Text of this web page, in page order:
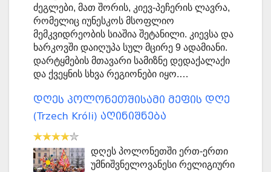
ძეგლები, მათ შორის, კიევ-პეჩერის ლავრა,
რომელიც იუნესკოს მსოფლიო
მემკვიდრეობის სიაშია შეტანილი. კიევსა და
ხარკოვში დაიღუპა სულ მცირე 9 ადამიანი.
დარტყმების მთავარი სამიზნე დედაქალაქი
და ქვეყნის სხვა რეგიონები იყო.…
დღეს პოლონეთშისამი მეფის დღე
(Trzech Króli) აღინიშნება
დღეს პოლონეთში ერთ-ერთი
უმნიშვნელოვანესი რელიგიური